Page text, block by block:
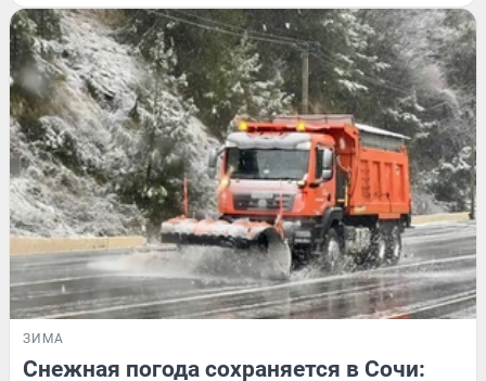
ЗИМА
Снежная погода сохраняется в Сочи: